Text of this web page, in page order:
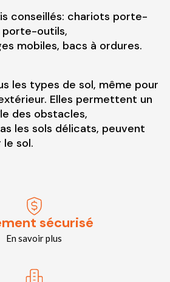
conseillés: chariots porte-
porte-outils,
mobiles, bacs à ordures.
les types de sol, même pour
Elles permettent un
des obstacles,
les sols délicats, peuvent
sol.
sécurisé
En savoir plus